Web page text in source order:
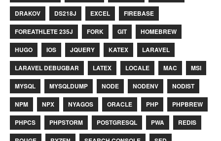
DRAKOV DS218J EXCEL FIREBASE
FOREATHLETE 235J FORK GIT HOMEBREW
HUGO IOS JQUERY KATEX LARAVEL
LARAVEL DEBUGBAR LATEX LOCALE MAC MSI
MYSQL MYSQLDUMP NODE NODENV NODIST
NPM NPX NYAGOS ORACLE PHP PHPBREW
PHPCS PHPSTORM POSTGRESQL PWA REDIS